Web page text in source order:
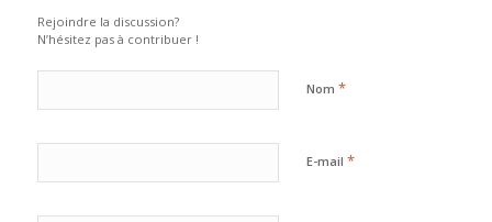
Rejoindre la discussion?
N’hésitez pas à contribuer !
Nom *
E-mail *